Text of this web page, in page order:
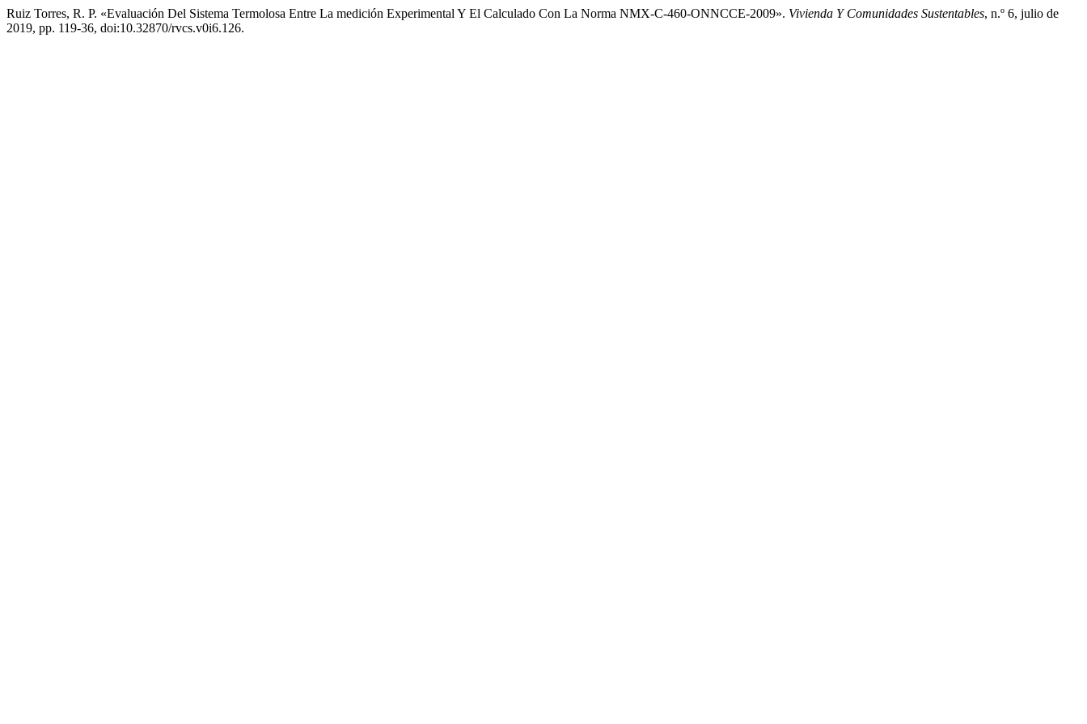
Ruiz Torres, R. P. «Evaluación Del Sistema Termolosa Entre La medición Experimental Y El Calculado Con La Norma NMX-C-460-ONNCCE-2009». Vivienda Y Comunidades Sustentables, n.º 6, julio de
2019, pp. 119-36, doi:10.32870/rvcs.v0i6.126.